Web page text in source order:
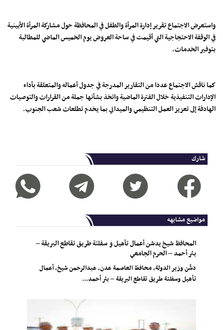
واستعرض الاجتماع تقرير إدارة المرأة والطفل في المحافظة حول مشاركة المرأة الأبينية
في الوقفة الاحتجاجية التي أقيمت في ساحة العروض يوم الخميس الماضي للمطالبة
بتوفير الخدمات.
كما ناقش الاجتماع عددا من التقارير المدرجة في جدول أعماله والمتعلقة بأداء
الإدارات التنفيذية خلال الفترة الماضية واتخذ بشأنها جملة من القرارات والتوصيات
الهادفة إلى تعزيز العمل التنظيمي والميداني بما يخدم تطلعات شعب الجنوب.
شارك
مواضيع مشابهه
المحافظ شيخ يدشن أعمال تأهيل و سفلتة طريق تقاطع البريقة –
بئر أحمد – الحرم الجامعي
دشّن وزير الدولة، محافظ العاصمة عدن، عبدالرحمن شيخ، أعمال
تأهيل وسفلتة طريق تقاطع البريقة – بئر أحمد...